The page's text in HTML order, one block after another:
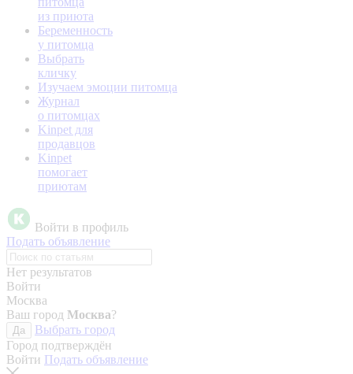
из приюта
Беременность
у питомца
Выбрать
кличку
Изучаем эмоции питомца
Журнал
о питомцах
Kinpet для
продавцов
Kinpet
помогает
приютам
Войти в профиль
Подать объявление
Нет результатов
Войти
Москва
Ваш город Москва?
Да
Выбрать город
Город подтверждён
Войти Подать объявление